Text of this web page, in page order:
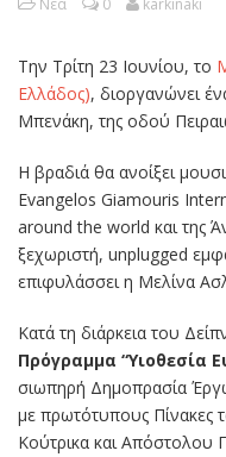
Νέα 0 karkinaki
Την Τρίτη 23 Ιουνίου, τo
Ελλάδος), διοργανώνει
Μπενάκη, της οδού
Η βραδιά θα ανοίξει
Evangelos Giamouris
around the world και της
ξεχωριστή, unplugged
επιφυλάσσει η Μελίνα
Κατά τη διάρκεια του
Πρόγραμμα “Υιοθεσία
σιωπηρή Δημοπρασία
με πρωτότυπους Πίνακες
Κούτρικα και Απόστολου